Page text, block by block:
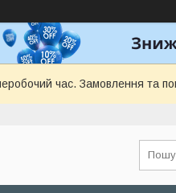
час. Замовлення та